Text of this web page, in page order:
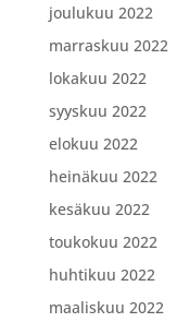
joulukuu 2022
marraskuu 2022
lokakuu 2022
syyskuu 2022
elokuu 2022
heinäkuu 2022
kesäkuu 2022
toukokuu 2022
huhtikuu 2022
maaliskuu 2022